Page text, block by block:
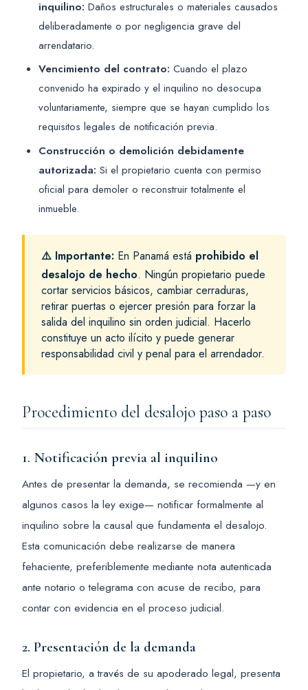
inquilino: Daños estructurales o materiales causados
deliberadamente o por negligencia grave del
arrendatario.
Vencimiento del contrato: Cuando el plazo
convenido ha expirado y el inquilino no desocupa
voluntariamente, siempre que se hayan cumplido los
requisitos legales de notificación previa.
Construcción o demolición debidamente
autorizada: Si el propietario cuenta con permiso
oficial para demoler o reconstruir totalmente el
inmueble.
⚠️ Importante: En Panamá está prohibido el
desalojo de hecho. Ningún propietario puede
cortar servicios básicos, cambiar cerraduras,
retirar puertas o ejercer presión para forzar la
salida del inquilino sin orden judicial. Hacerlo
constituye un acto ilícito y puede generar
responsabilidad civil y penal para el arrendador.
Procedimiento del desalojo paso a paso
1. Notificación previa al inquilino
Antes de presentar la demanda, se recomienda —y en
algunos casos la ley exige— notificar formalmente al
inquilino sobre la causal que fundamenta el desalojo.
Esta comunicación debe realizarse de manera
fehaciente, preferiblemente mediante nota autenticada
ante notario o telegrama con acuse de recibo, para
contar con evidencia en el proceso judicial.
2. Presentación de la demanda
El propietario, a través de su apoderado legal, presenta